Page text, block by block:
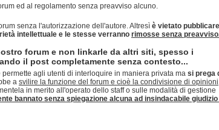
ed al regolamento senza preavviso alcuno.
senza l'autorizzazione dell'autore. Altresì è vietato pubblicare
intellettuale e le stesse verranno rimosse senza
forum e non linkarle da altri siti, spesso i
il post completamente senza contesto...
agli utenti di interloquire in maniera privata ma si prega
a svilire la funzione del forum e cioè la condivisione di opinioni
in merito all'operato dello staff o sulle modalità di gestione
bannato senza spiegazione alcuna ad insindacabile giudizio